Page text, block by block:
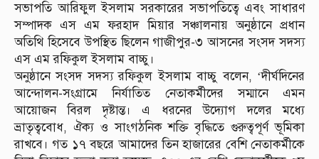
সভাপতি আরিফুল ইসলাম সরকারের সভাপতিত্বে এবং সাধারণ
সম্পাদক এস এম ফরহাদ মিয়ার সঞ্চালনায় অনুষ্ঠানে প্রধান
অতিথি হিসেবে উপস্থিত ছিলেন গাজীপুর-৩ আসনের সংসদ সদস্য
এস এম রফিকুল ইসলাম বাচ্চু।
অনুষ্ঠানে সংসদ সদস্য রফিকুল ইসলাম বাচ্চু বলেন, ‘দীর্ঘদিনের
আন্দোলন-সংগ্রামে নির্যাতিত নেতাকর্মীদের সম্মানে এমন
আয়োজন বিরল দৃষ্টান্ত। এ ধরনের উদ্যোগ দলের মধ্যে
ভ্রাতৃত্ববোধ, ঐক্য ও সাংগঠনিক শক্তি বৃদ্ধিতে গুরুত্বপূর্ণ ভূমিকা
রাখবে। গত ১৭ বছরে আমাদের তিন হাজারের বেশি নেতাকর্মীকে